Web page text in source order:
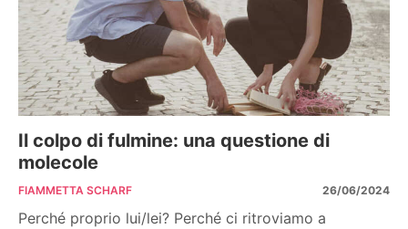
Il colpo di fulmine: una questione di
molecole
FIAMMETTA SCHARF 26/06/2024
Perché proprio lui/lei? Perché ci ritroviamo a